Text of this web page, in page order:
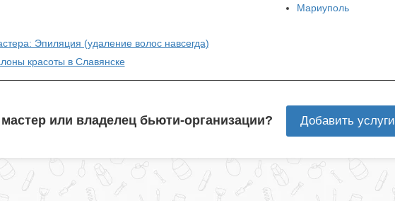
Мариуполь
Эпиляция (удаление волос навсегда)
красоты в Славянске
или владелец бьюти-организации? Добавить услуги